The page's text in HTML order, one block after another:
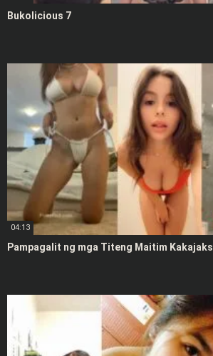
Bukolicious 7
04:13
Pampagalit ng mga Titeng Maitim Kakajaks